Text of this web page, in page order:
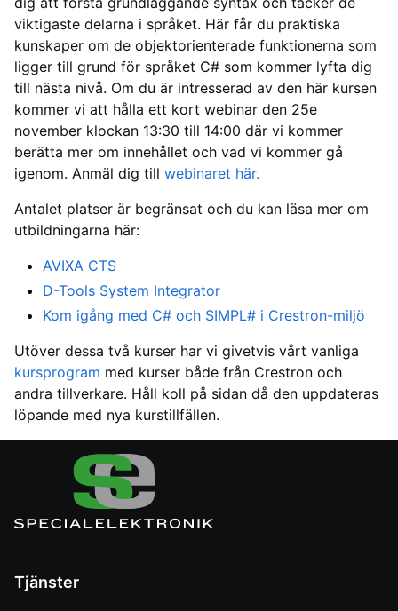
viktigaste delarna i språket. Här får du praktiska
kunskaper om de objektorienterade funktionerna som
ligger till grund för språket C# som kommer lyfta dig
till nästa nivå. Om du är intresserad av den här kursen
kommer vi att hålla ett kort webinar den 25e
november klockan 13:30 till 14:00 där vi kommer
berätta mer om innehållet och vad vi kommer gå
igenom. Anmäl dig till webinaret här.
Antalet platser är begränsat och du kan läsa mer om
utbildningarna här:
AVIXA CTS
D-Tools System Integrator
Kom igång med C# och SIMPL# i Crestron-miljö
Utöver dessa två kurser har vi givetvis vårt vanliga
kursprogram med kurser både från Crestron och
andra tillverkare. Håll koll på sidan då den uppdateras
löpande med nya kurstillfällen.
Tjänster